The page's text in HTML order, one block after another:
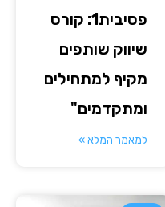
פסיבית1: קורס
שיווק שותפים
מקיף למתחילים
ומתקדמים"
למאמר המלא »